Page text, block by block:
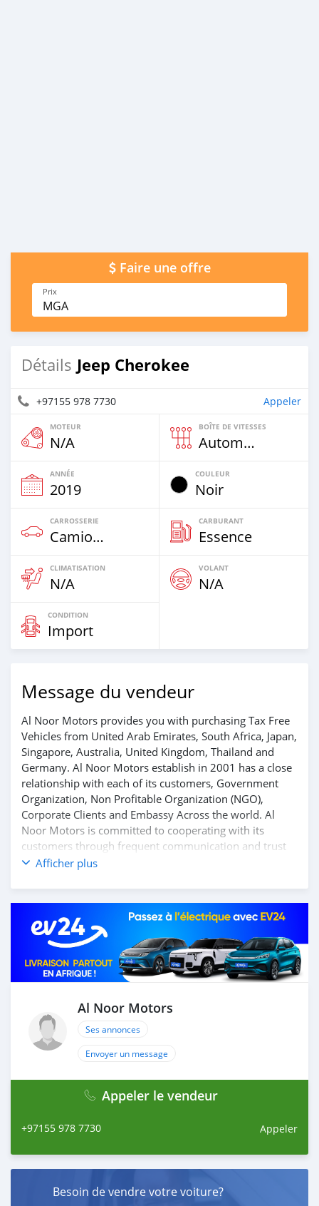
Faire une offre
Prix
MGA
Détails Jeep Cherokee
+97155 978 7730 Appeler
MOTEUR
N/A
BOÎTE DE VITESSES
Automatique
ANNÉE
2019
COULEUR
Noir
CARROSSERIE
Camion‒Bus
CARBURANT
Essence
CLIMATISATION
N/A
VOLANT
N/A
CONDITION
Import
Message du vendeur
Al Noor Motors provides you with purchasing Tax Free
Vehicles from United Arab Emirates, South Africa, Japan,
Singapore, Australia, United Kingdom, Thailand and
Germany. Al Noor Motors establish in 2001 has a close
relationship with each of its customers, Government
Organization, Non Profitable Organization (NGO),
Corporate Clients and Embassy Across the world. Al
Noor Motors is committed to cooperating with its
customers through frequent communication and trust
in order to facilitate the completion of a transaction and
Thousands of vehicles are available for the customer to
purchase online from Al Noor Motors inventory. We
have a wide range of cars and you can be assured that
you will find the best quality cars here at a good
bargain. If you wish to visit any of our companies
around globe to purchase directly, FOB or CIF rates can
negotiable and all inquiries are welcome.
SHIPMENT
We p
Afficher plus
Al Noor Motors
Ses annonces
Envoyer un message
Appeler le vendeur
+97155 978 7730 Appeler
Besoin de vendre votre voiture?